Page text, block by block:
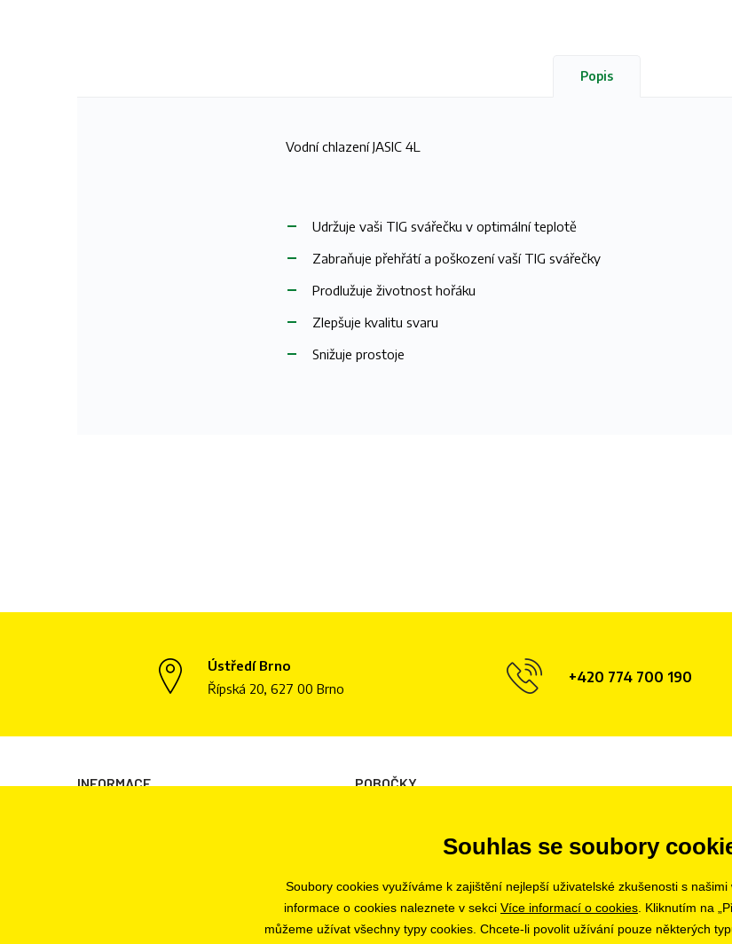
Popis
Vodní chlazení JASIC 4L
Udržuje vaši TIG svářečku v optimální teplotě
Zabraňuje přehřátí a poškození vaší TIG svářečky
Prodlužuje životnost hořáku
Zlepšuje kvalitu svaru
Snižuje prostoje
Ústředí Brno
Řípská 20, 627 00 Brno
+420 774 700 190
INFORMACE POBOČKY
Ostrava
Zlín
Olomouc
Souhlas se soubory
Soubory cookies využíváme k zajištění nejlepší uživatelské zkušenosti s
informace o cookies naleznete v sekci Více informací o cookies . Kliknutím na
můžeme užívat všechny typy cookies. Chcete-li povolit užívání pouze některých